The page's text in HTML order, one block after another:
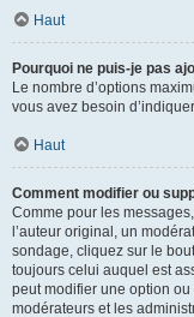
Haut
Pourquoi ne puis-je pas
Le nombre d’options
vous avez besoin
Haut
Comment modifier ou
Comme pour les
l’auteur original, un
sondage, cliquez sur le
toujours celui auquel est
peut modifier une option
modérateurs et les